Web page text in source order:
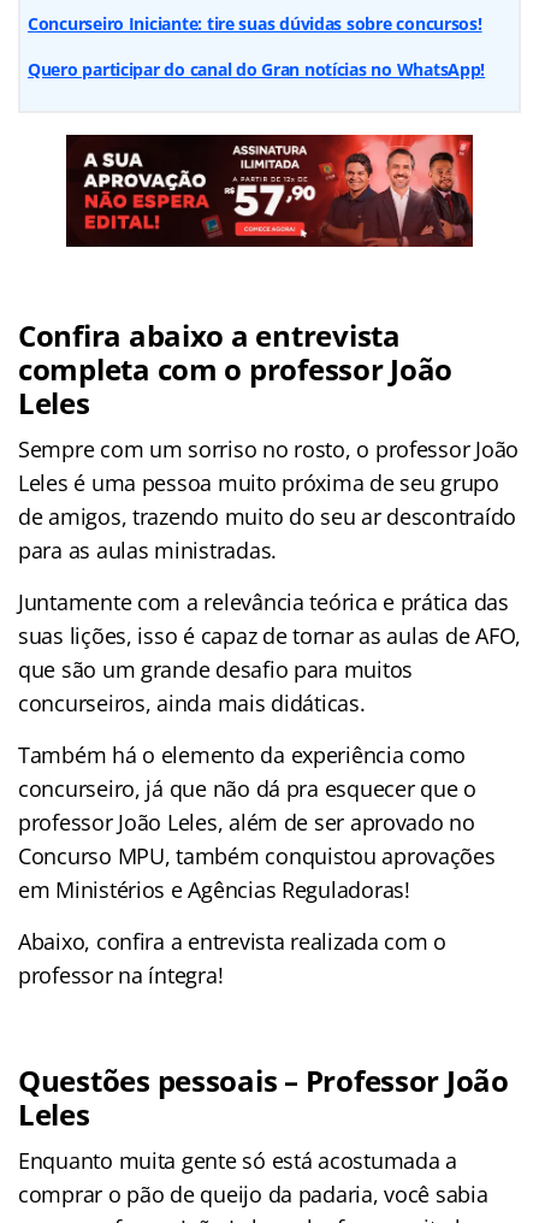
Concurseiro Iniciante: tire suas dúvidas sobre concursos!
Quero participar do canal do Gran notícias no WhatsApp!
Confira abaixo a entrevista
completa com o professor João
Leles
Sempre com um sorriso no rosto, o professor João
Leles é uma pessoa muito próxima de seu grupo
de amigos, trazendo muito do seu ar descontraído
para as aulas ministradas.
Juntamente com a relevância teórica e prática das
suas lições, isso é capaz de tornar as aulas de AFO,
que são um grande desafio para muitos
concurseiros, ainda mais didáticas.
Também há o elemento da experiência como
concurseiro, já que não dá pra esquecer que o
professor João Leles, além de ser aprovado no
Concurso MPU, também conquistou aprovações
em Ministérios e Agências Reguladoras!
Abaixo, confira a entrevista realizada com o
professor na íntegra!
Questões pessoais – Professor João
Leles
Enquanto muita gente só está acostumada a
comprar o pão de queijo da padaria, você sabia